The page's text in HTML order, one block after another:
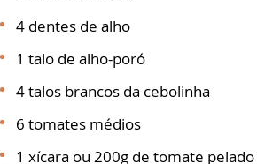
4 dentes de alho
1 talo de alho-poró
4 talos brancos da cebolinha
6 tomates médios
1 xícara ou 200g de tomate pelado